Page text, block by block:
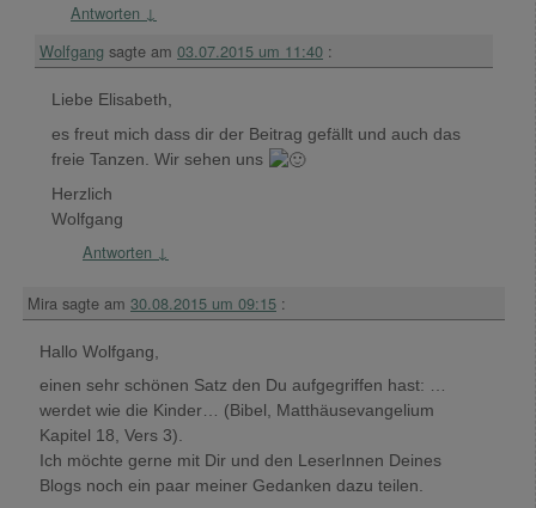
Antworten ↓
Wolfgang sagte am 03.07.2015 um 11:40 :
Liebe Elisabeth,
es freut mich dass dir der Beitrag gefällt und auch das
freie Tanzen. Wir sehen uns
Herzlich
Wolfgang
Antworten ↓
Mira sagte am 30.08.2015 um 09:15 :
Hallo Wolfgang,
einen sehr schönen Satz den Du aufgegriffen hast: …
werdet wie die Kinder… (Bibel, Matthäusevangelium
Kapitel 18, Vers 3).
Ich möchte gerne mit Dir und den LeserInnen Deines
Blogs noch ein paar meiner Gedanken dazu teilen.